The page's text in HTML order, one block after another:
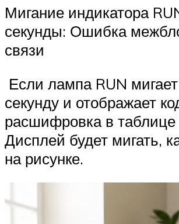
Мигание индикатора
секунды: Ошибка
связи
Если лампа RUN
секунду и отображает
расшифровка в
Дисплей будет мигать,
на рисунке.